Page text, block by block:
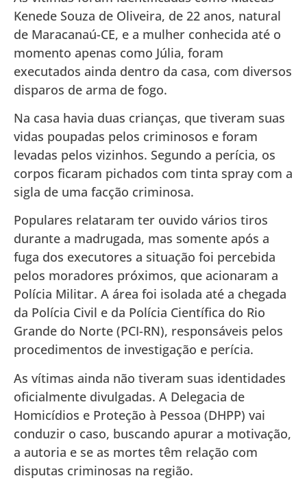
Kenede Souza de Oliveira, de 22 anos, natural
de Maracanaú-CE, e a mulher conhecida até o
momento apenas como Júlia, foram
executados ainda dentro da casa, com diversos
disparos de arma de fogo.
Na casa havia duas crianças, que tiveram suas
vidas poupadas pelos criminosos e foram
levadas pelos vizinhos. Segundo a perícia, os
corpos ficaram pichados com tinta spray com a
sigla de uma facção criminosa.
Populares relataram ter ouvido vários tiros
durante a madrugada, mas somente após a
fuga dos executores a situação foi percebida
pelos moradores próximos, que acionaram a
Polícia Militar. A área foi isolada até a chegada
da Polícia Civil e da Polícia Científica do Rio
Grande do Norte (PCI-RN), responsáveis pelos
procedimentos de investigação e perícia.
As vítimas ainda não tiveram suas identidades
oficialmente divulgadas. A Delegacia de
Homicídios e Proteção à Pessoa (DHPP) vai
conduzir o caso, buscando apurar a motivação,
a autoria e se as mortes têm relação com
disputas criminosas na região.